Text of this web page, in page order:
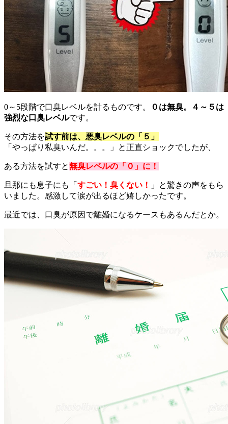
0～5段階で口臭レベルを計るものです。
０は無臭。４～５は
強烈な口臭レベルです。
その方法を試す前は、悪臭レベルの「５」
「やっぱり私臭いんだ。。。」と正直ショックでしたが、
ある方法を試すと無臭レベルの「０」に！
旦那にも息子にも「 すごい！臭くない！
」と驚きの声をもら
いました。感激して涙が出るほど嬉しかったです。
最近では、口臭が原因で離婚になるケースもあるんだとか。